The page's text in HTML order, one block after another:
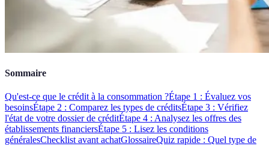
Sommaire
Qu'est-ce que le crédit à la consommation ?Étape 1 : Évaluez vos
besoinsÉtape 2 : Comparez les types de créditsÉtape 3 : Vérifiez
l'état de votre dossier de créditÉtape 4 : Analysez les offres des
établissements financiersÉtape 5 : Lisez les conditions
généralesChecklist avant achatGlossaireQuiz rapide : Quel type de